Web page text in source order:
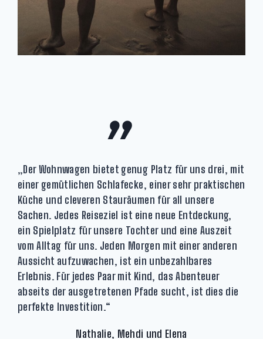
„
„Der Wohnwagen bietet genug Platz für uns drei, mit
einer gemütlichen Schlafecke, einer sehr praktischen
Küche und cleveren Stauräumen für all unsere
Sachen. Jedes Reiseziel ist eine neue Entdeckung,
ein Spielplatz für unsere Tochter und eine Auszeit
vom Alltag für uns. Jeden Morgen mit einer anderen
Aussicht aufzuwachen, ist ein unbezahlbares
Erlebnis. Für jedes Paar mit Kind, das Abenteuer
abseits der ausgetretenen Pfade sucht, ist dies die
perfekte Investition.“
Nathalie, Mehdi und Elena